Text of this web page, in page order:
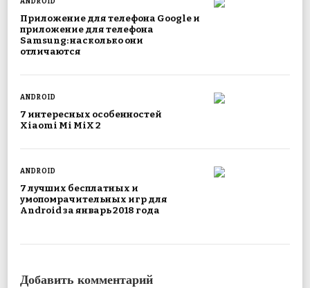
Приложение для телефона Google и
приложение для телефона
Samsung: насколько они
отличаются
ANDROID
7 интересных особенностей
Xiaomi Mi MiX 2
ANDROID
7 лучших бесплатных и
умопомрачительных игр для
Android за январь 2018 года
Добавить комментарий